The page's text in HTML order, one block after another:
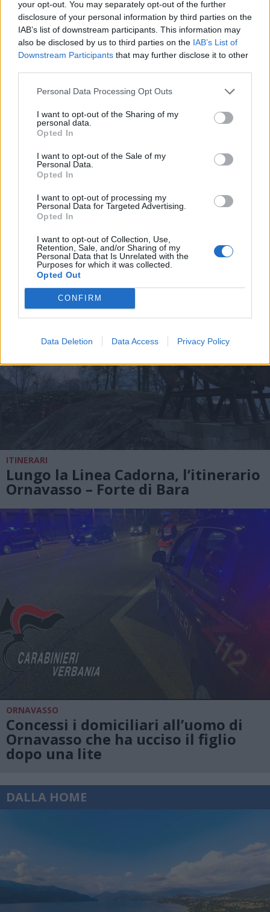
your opt-out. You may separately opt-out of the further
disclosure of your personal information by third parties on the
IAB’s list of downstream participants. This information may
also be disclosed by us to third parties on the IAB’s List of
Downstream Participants that may further disclose it to other
Personal Data Processing Opt Outs
I want to opt-out of the Sharing of my
personal data.
Opted In
I want to opt-out of the Sale of my
Personal Data.
Opted In
I want to opt-out of processing my
Personal Data for Targeted Advertising.
Opted In
I want to opt-out of Collection, Use,
Retention, Sale, and/or Sharing of my
Personal Data that Is Unrelated with the
Purposes for which it was collected.
Opted Out
CONFIRM
Data Deletion Data Access Privacy Policy
ORNAVASSO - VAL CANNOBINA
Tra il Boden e il Sasso di Finero la
giornata di memoria dei “partigiani
azzurri”
ITINERARI
Lungo la Linea Cadorna, l’itinerario
Ornavasso – Forte di Bara
ORNAVASSO
Concessi i domiciliari all’uomo di
Ornavasso che ha ucciso il figlio
dopo una lite
DALLA HOME